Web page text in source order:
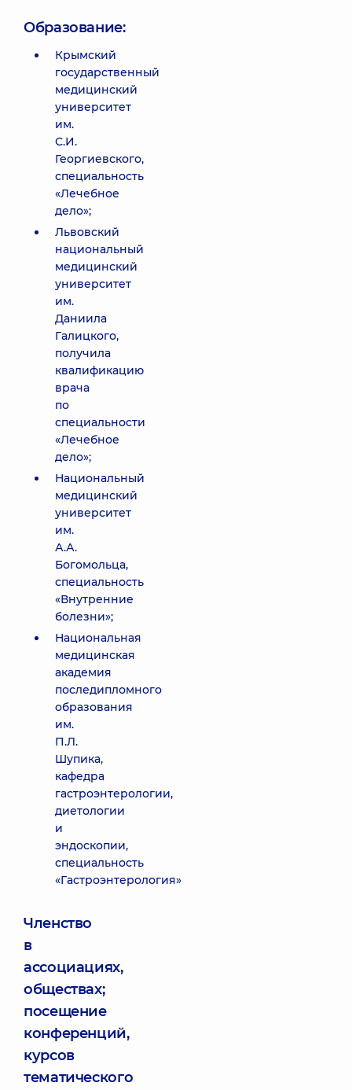
Образование:
Крымский
государственный
медицинский
университет
им.
С.И.
Георгиевского,
специальность
«Лечебное
дело»;
Львовский
национальный
медицинский
университет
им.
Даниила
Галицкого,
получила
квалификацию
врача
по
специальности
«Лечебное
дело»;
Национальный
медицинский
университет
им.
А.А.
Богомольца,
специальность
«Внутренние
болезни»;
Национальная
медицинская
академия
последипломного
образования
им.
П.Л.
Шупика,
кафедра
гастроэнтерологии,
диетологии
и
эндоскопии,
специальность
«Гастроэнтерология»
Членство
в
ассоциациях,
обществах;
посещение
конференций,
курсов
тематического